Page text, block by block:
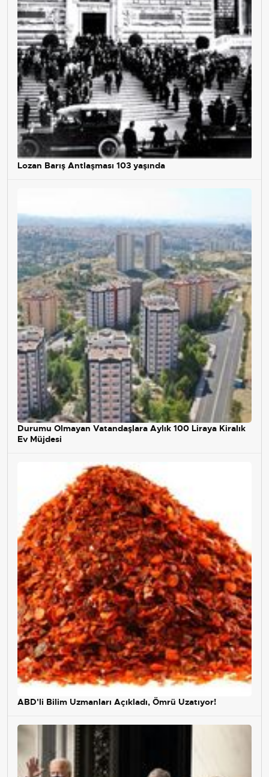
Lozan Barış Antlaşması 103 yaşında
Durumu Olmayan Vatandaşlara Aylık 100 Liraya Kiralık
Ev Müjdesi
ABD'li Bilim Uzmanları Açıkladı, Ömrü Uzatıyor!